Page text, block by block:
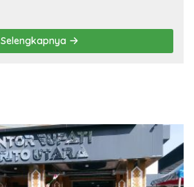
Selengkapnya